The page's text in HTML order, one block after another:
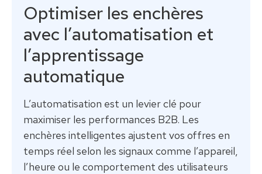
Optimiser les enchères
avec l’automatisation et
l’apprentissage
automatique
L’automatisation est un levier clé pour
maximiser les performances B2B. Les
enchères intelligentes ajustent vos offres en
temps réel selon les signaux comme l’appareil,
l’heure ou le comportement des utilisateurs